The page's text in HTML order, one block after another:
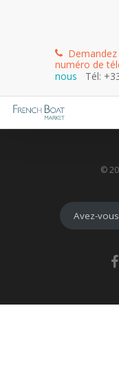
Demandez
numéro de
nous
Tél:
©
Avez-